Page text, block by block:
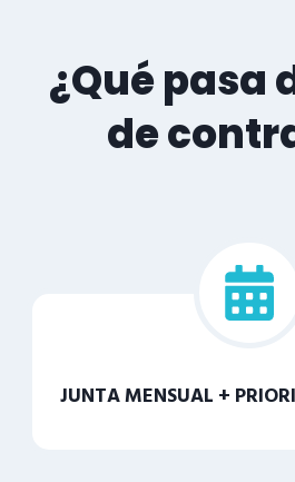
¿Qué pasa
de
JUNTA MENSUAL +